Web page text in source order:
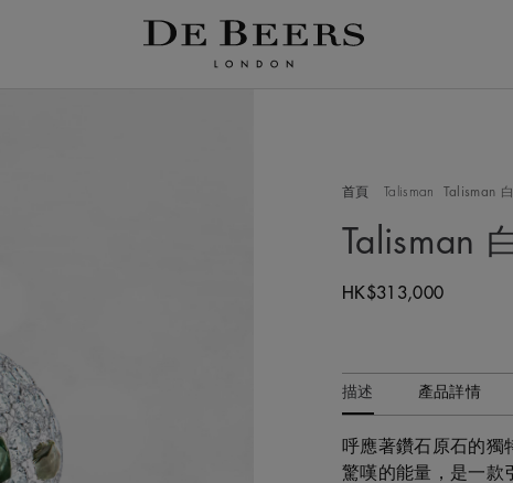
首頁 Talisman Talisman
Talisman
Original price
HK$313,000
描述 產品詳情
呼應著鑽石原石的獨
驚嘆的能量，是一款